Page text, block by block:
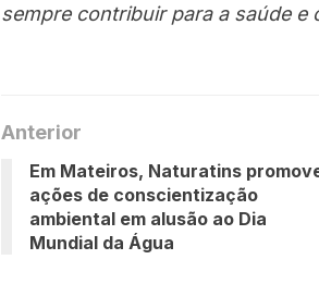
sempre contribuir para a saúde e
Anterior
Em Mateiros, Naturatins
ações de conscientização
ambiental em alusão ao Dia
Mundial da Água